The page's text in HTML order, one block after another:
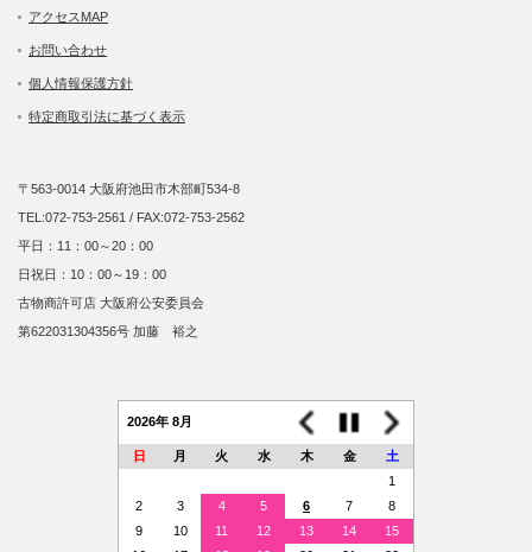
アクセスMAP
お問い合わせ
個人情報保護方針
特定商取引法に基づく表示
〒563-0014 大阪府池田市木部町534-8
TEL:072-753-2561 / FAX:072-753-2562
平日：11：00～20：00
日祝日：10：00～19：00
古物商許可店 大阪府公安委員会
第622031304356号 加藤 裕之
2026年 8月
日 月 火 水 木 金
土
1
2
3 4 5 6 7
8
9
10 11 12 13 14
15